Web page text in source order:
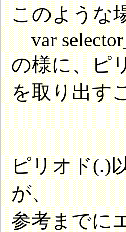
このような
var
の様に、ピ
を取り出す
ピリオド(.)
が、
参考までに